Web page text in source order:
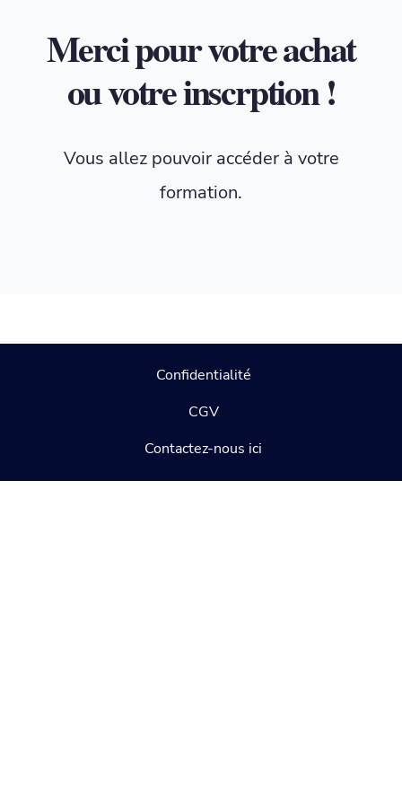
Merci pour votre achat
ou votre inscrption !
Vous allez pouvoir accéder à votre
formation.
Confidentialité
CGV
Contactez-nous ici